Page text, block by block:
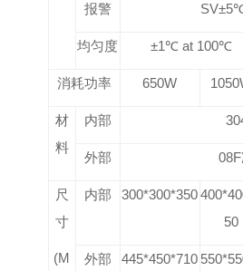
报警
均匀度 ±1℃ at 100℃
消耗功率 650W
材
料
内部
外部 08F
尺
寸
(M
内部 300*300*350
50
外部 445*450*710